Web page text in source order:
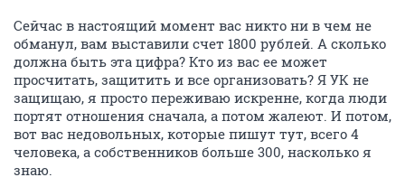
Сейчас в настоящий момент вас никто ни в чем не
обманул, вам выставили счет 1800 рублей. А сколько
должна быть эта цифра? Кто из вас ее может
просчитать, защитить и все организовать? Я УК не
защищаю, я просто переживаю искренне, когда люди
портят отношения сначала, а потом жалеют. И потом,
вот вас недовольных, которые пишут тут, всего 4
человека, а собственников больше 300, насколько я
знаю.